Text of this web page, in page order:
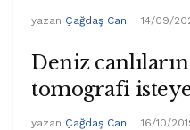
yazan Çağdaş Can 14/09/
Deniz
tomografi
yazan Çağdaş Can 16/10/